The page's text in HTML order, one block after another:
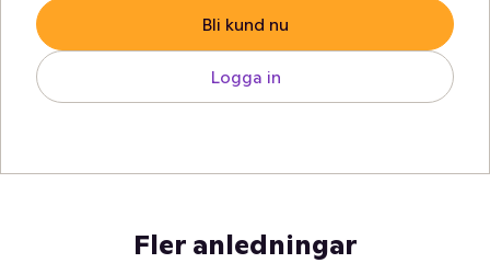
Bli kund nu
Logga in
Fler anledningar